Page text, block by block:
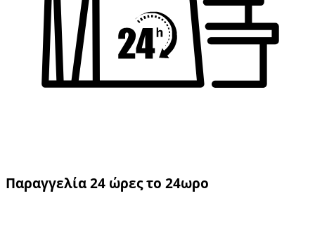
Παραγγελία 24 ώρες το 24ωρο